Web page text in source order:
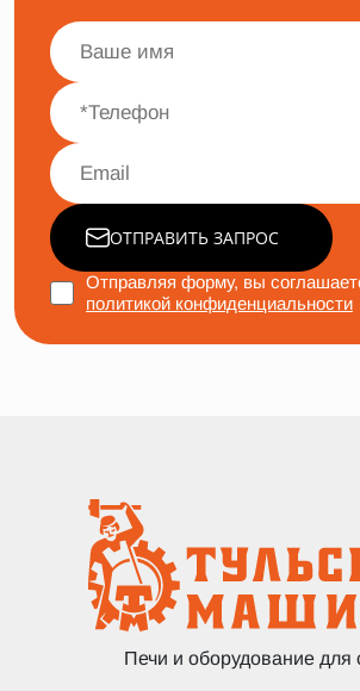
ОТПРАВИТЬ ЗАПРОС
Отправляя форму, вы
политикой конфиденциальности
Печи и оборудование для